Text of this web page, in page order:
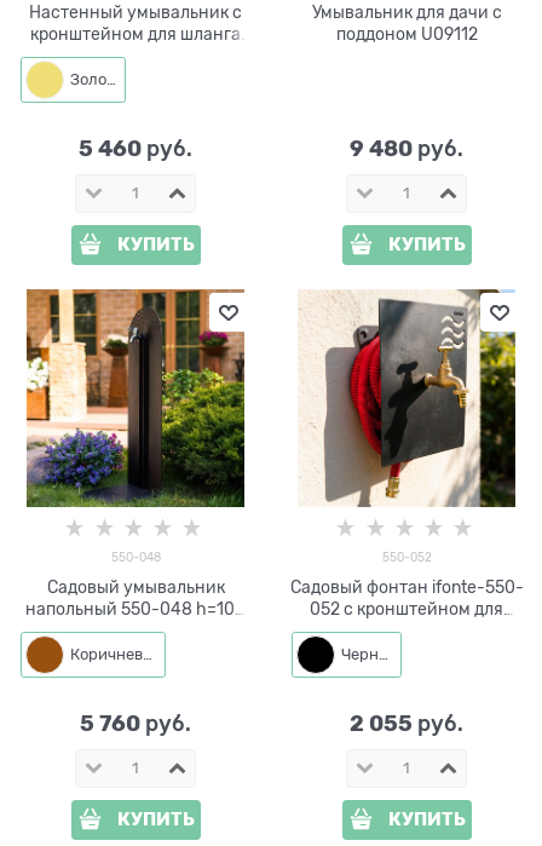
Настенный умывальник с
кронштейном для шланга
550-009
Золото
5 460 руб.
КУПИТЬ
Умывальник для дачи с
поддоном U09112
9 480 руб.
КУПИТЬ
550-048
Садовый умывальник
напольный 550-048 h=100
см
Коричневый
5 760 руб.
КУПИТЬ
550-052
Садовый фонтан ifonte-550-
052 с кронштейном для
шланга
Черный
2 055 руб.
КУПИТЬ